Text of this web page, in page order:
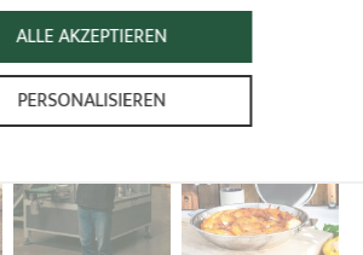
ALLE AKZEPTIEREN
PERSONALISIEREN